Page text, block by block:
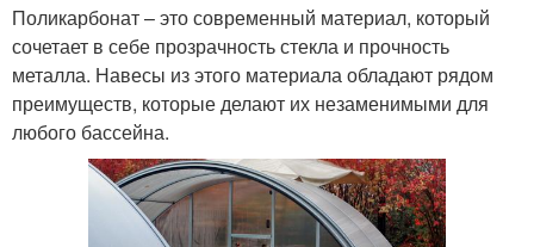
Поликарбонат – это современный материал, который
сочетает в себе прозрачность стекла и прочность
металла. Навесы из этого материала обладают рядом
преимуществ, которые делают их незаменимыми для
любого бассейна.